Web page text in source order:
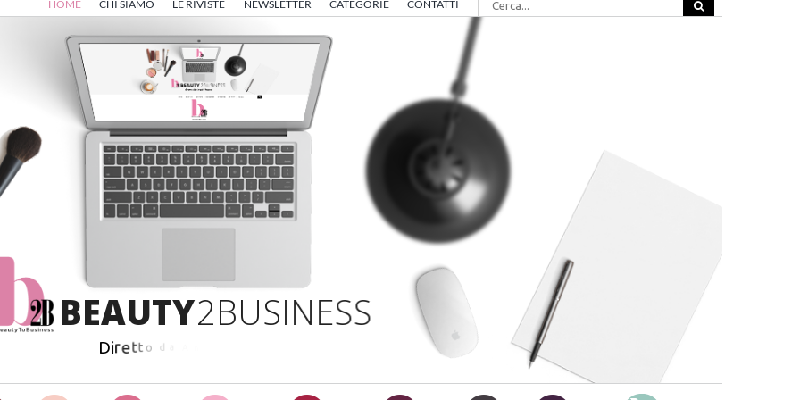
HOME CHI SIAMO LE RIVISTE NEWSLETTER CATEGORIE CONTATTI
per:
BEAUTY2BUSINESS
Diretto d